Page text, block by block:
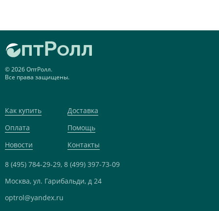
© 2026 ОптРолл.
Все права защищены.
Как купить
Доставка
Оплата
Помощь
Новости
Контакты
8 (495) 784-29-29, 8 (499) 397-73-09
Москва, ул. Гарибальди, д 24
optrol@yandex.ru